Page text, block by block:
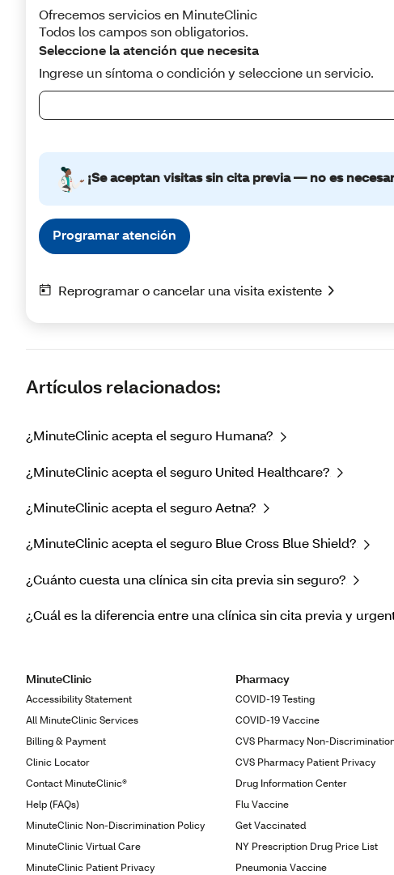
Artículos relacionados:
¿MinuteClinic acepta el seguro Humana?
¿MinuteClinic acepta el seguro United Healthcare?
¿MinuteClinic acepta el seguro Aetna?
¿MinuteClinic acepta el seguro Blue Cross Blue Shield?
¿Cuánto cuesta una clínica sin cita previa sin seguro?
¿Cuál es la diferencia entre una clínica sin cita previa y